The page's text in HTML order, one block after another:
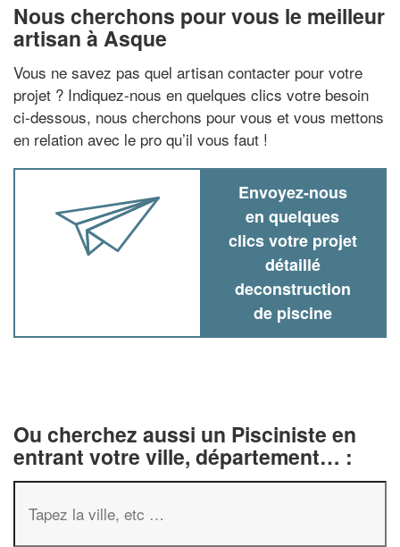
Nous cherchons pour vous le meilleur
artisan à Asque
Vous ne savez pas quel artisan contacter pour votre
projet ? Indiquez-nous en quelques clics votre besoin
ci-dessous, nous cherchons pour vous et vous mettons
en relation avec le pro qu’il vous faut !
Envoyez-nous
en quelques
clics votre projet
détaillé
deconstruction
de piscine
Ou cherchez aussi un Pisciniste en
entrant votre ville, département… :